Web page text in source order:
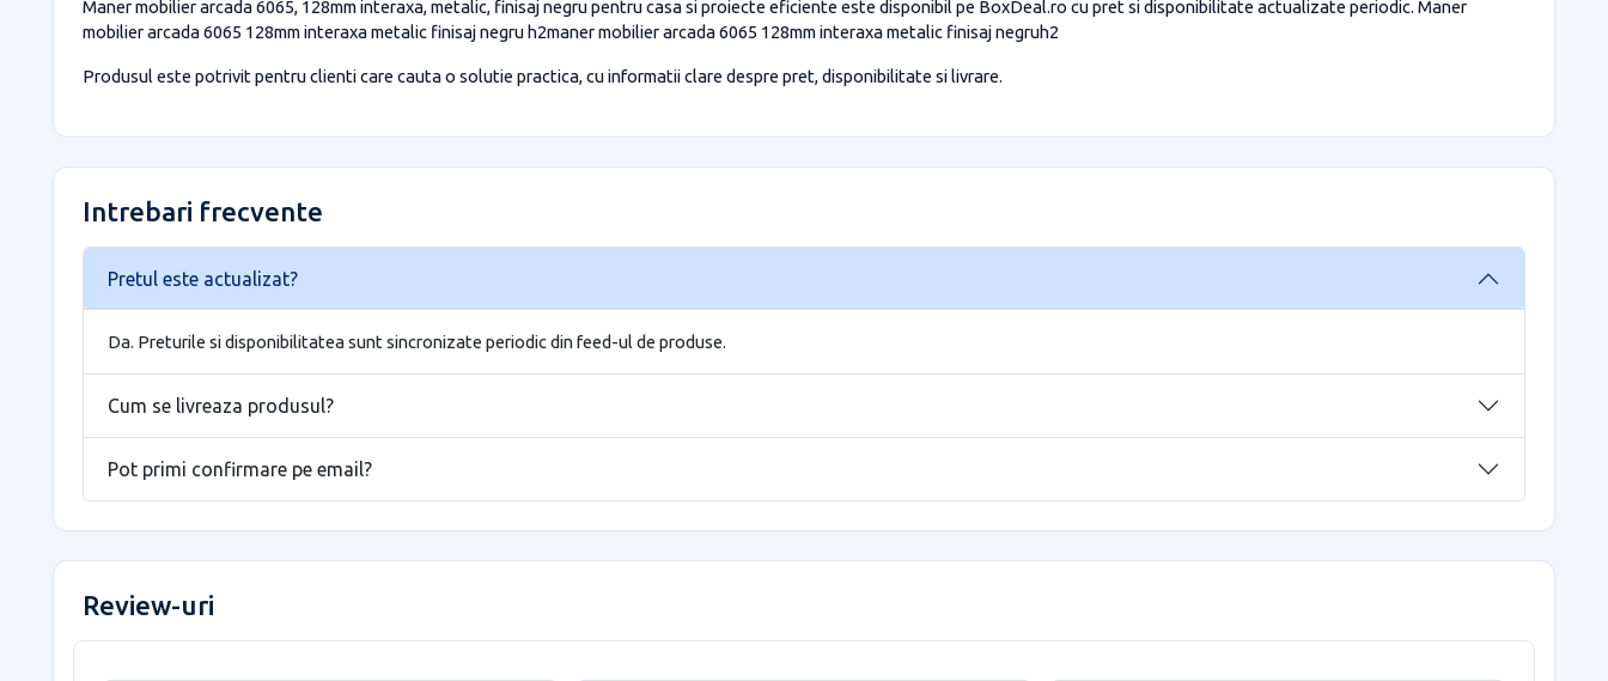
Maner mobilier arcada 6065, 128mm interaxa, metalic, finisaj negru pentru casa si proiecte eficiente este disponibil pe BoxDeal.ro cu pret si disponibilitate actualizate periodic. Maner
mobilier arcada 6065 128mm interaxa metalic finisaj negru h2maner mobilier arcada 6065 128mm interaxa metalic finisaj negruh2
Produsul este potrivit pentru clienti care cauta o solutie practica, cu informatii clare despre pret, disponibilitate si livrare.
Intrebari frecvente
Pretul este actualizat?
Da. Preturile si disponibilitatea sunt sincronizate periodic din feed-ul de produse.
Cum se livreaza produsul?
Pot primi confirmare pe email?
Review-uri